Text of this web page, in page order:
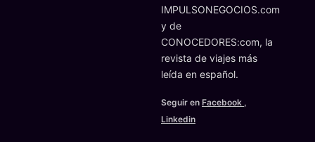
IMPULSONEGOCIOS.com
y de
CONOCEDORES:com, la
revista de viajes más
leída en español.
Seguir en Facebook ,
Linkedin